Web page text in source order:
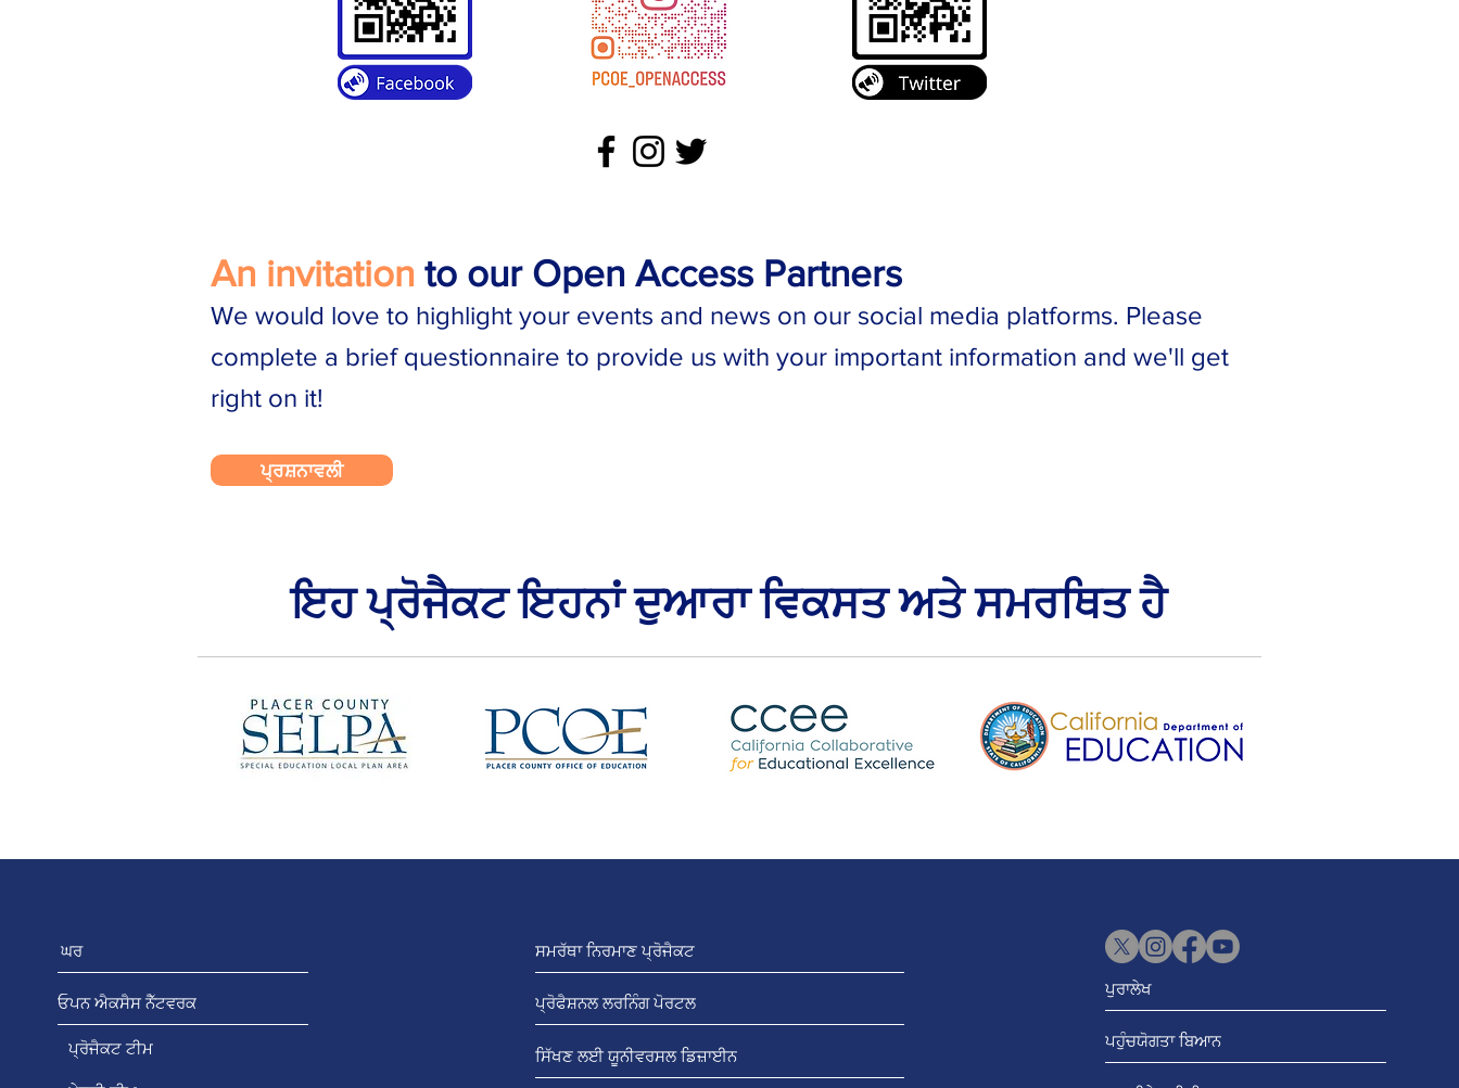
An invitation to our Open Access Partners
We would love to highlight your events and news on our social media platforms. Please
complete a brief questionnaire to provide us with your important information and we'll get
right on it!
ਪ੍ਰਸ਼ਨਾਵਲੀ
ਇਹ ਪ੍ਰੋਜੈਕਟ ਇਹਨਾਂ ਦੁਆਰਾ ਵਿਕਸਤ ਅਤੇ ਸਮਰਥਿਤ ਹੈ
ਘਰ
ਓਪਨ ਐਕਸੈਸ ਨੈੱਟਵਰਕ
ਪ੍ਰੋਜੈਕਟ ਟੀਮ
ਸਮਰੱਥਾ ਨਿਰਮਾਣ ਪ੍ਰੋਜੈਕਟ
ਪ੍ਰੋਫੈਸ਼ਨਲ ਲਰਨਿੰਗ ਪੋਰਟਲ
ਸਿੱਖਣ ਲਈ ਯੂਨੀਵਰਸਲ ਡਿਜ਼ਾਈਨ
ਪੁਰਾਲੇਖ
ਪਹੁੰਚਯੋਗਤਾ ਬਿਆਨ